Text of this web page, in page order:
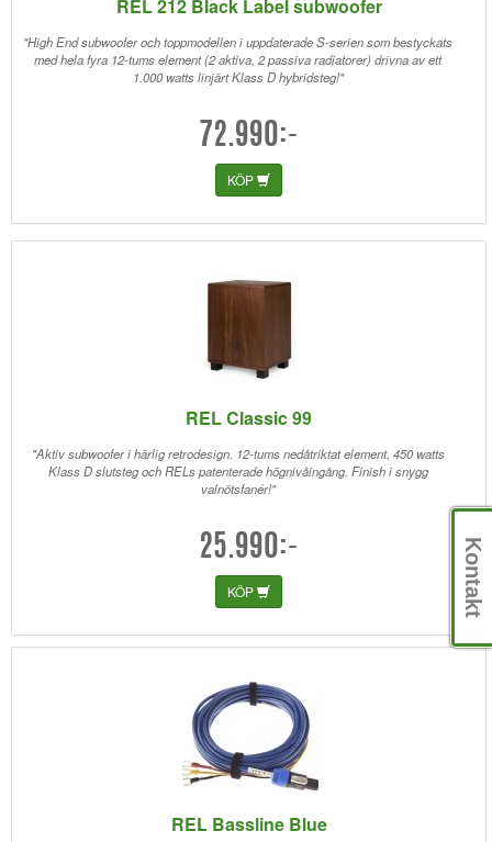
REL 212 Black Label subwoofer
"High End subwoofer och toppmodellen i uppdaterade S-serien som bestyckats
med hela fyra 12-tums element (2 aktiva, 2 passiva radiatorer) drivna av ett
1.000 watts linjärt Klass D hybridsteg!"
72.990:-
KÖP
REL Classic 99
"Aktiv subwoofer i härlig retrodesign. 12-tums nedåtriktat element, 450 watts
Klass D slutsteg och RELs patenterade högnivåingång. Finish i snygg
valnötsfanér!"
25.990:-
KÖP
REL Bassline Blue
Kontakt